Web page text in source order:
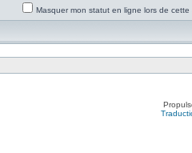
Masquer mon statut en ligne lors de cette